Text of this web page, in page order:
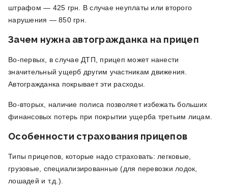
штрафом — 425 грн. В случае неуплаты или второго
нарушения — 850 грн.
Зачем нужна автогражданка на прицеп
Во-первых, в случае ДТП, прицеп может нанести
значительный ущерб другим участникам движения.
Автогражданка покрывает эти расходы.
Во-вторых, наличие полиса позволяет избежать больших
финансовых потерь при покрытии ущерба третьим лицам.
Особенности страхования прицепов
Типы прицепов, которые надо страховать: легковые,
грузовые, специализированные (для перевозки лодок,
лошадей и т.д.).